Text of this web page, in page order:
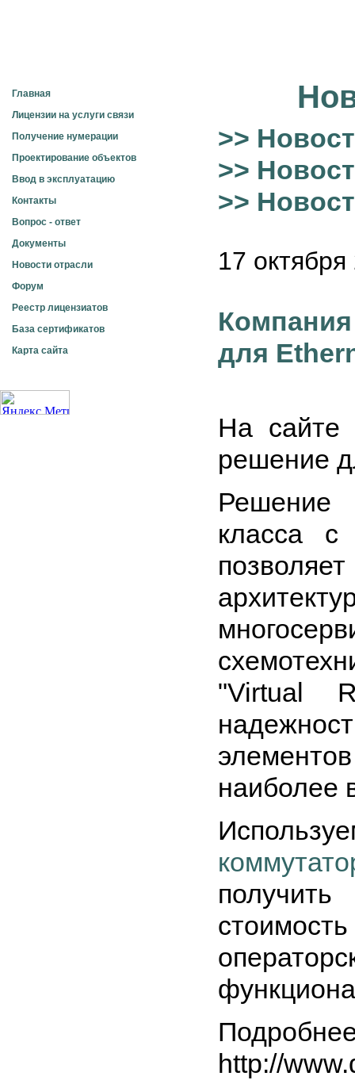
Главная
Лицензии на услуги связи
Получение нумерации
Проектирование объектов
Ввод в эксплуатацию
Контакты
Вопрос - ответ
Документы
Новости отрасли
Форум
Реестр лицензиатов
База сертификатов
Карта сайта
>>
>>
>>
17 октября
для
На сайте
решение
класса
"Virtual
наиболее
http://